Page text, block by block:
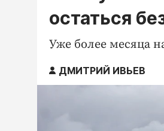
остаться
Уже более месяца
ДМИТРИЙ ИВЬЕВ